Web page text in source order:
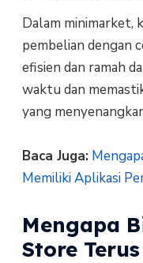
Dalam minimarket,
pembelian dengan
efisien dan ramah
waktu dan
yang
Baca Juga:
Memiliki Aplikasi
Mengapa
Store